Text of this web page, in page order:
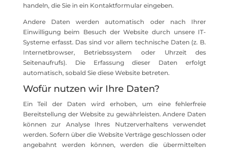
handeln, die Sie in ein Kontaktformular eingeben.
Andere Daten werden automatisch oder nach Ihrer
Einwilligung beim Besuch der Website durch unsere IT-
Systeme erfasst. Das sind vor allem technische Daten (z. B.
Internetbrowser, Betriebssystem oder Uhrzeit des
Seitenaufrufs). Die Erfassung dieser Daten erfolgt
automatisch, sobald Sie diese Website betreten.
Wofür nutzen wir Ihre Daten?
Ein Teil der Daten wird erhoben, um eine fehlerfreie
Bereitstellung der Website zu gewährleisten. Andere Daten
können zur Analyse Ihres Nutzerverhaltens verwendet
werden. Sofern über die Website Verträge geschlossen oder
angebahnt werden können, werden die übermittelten